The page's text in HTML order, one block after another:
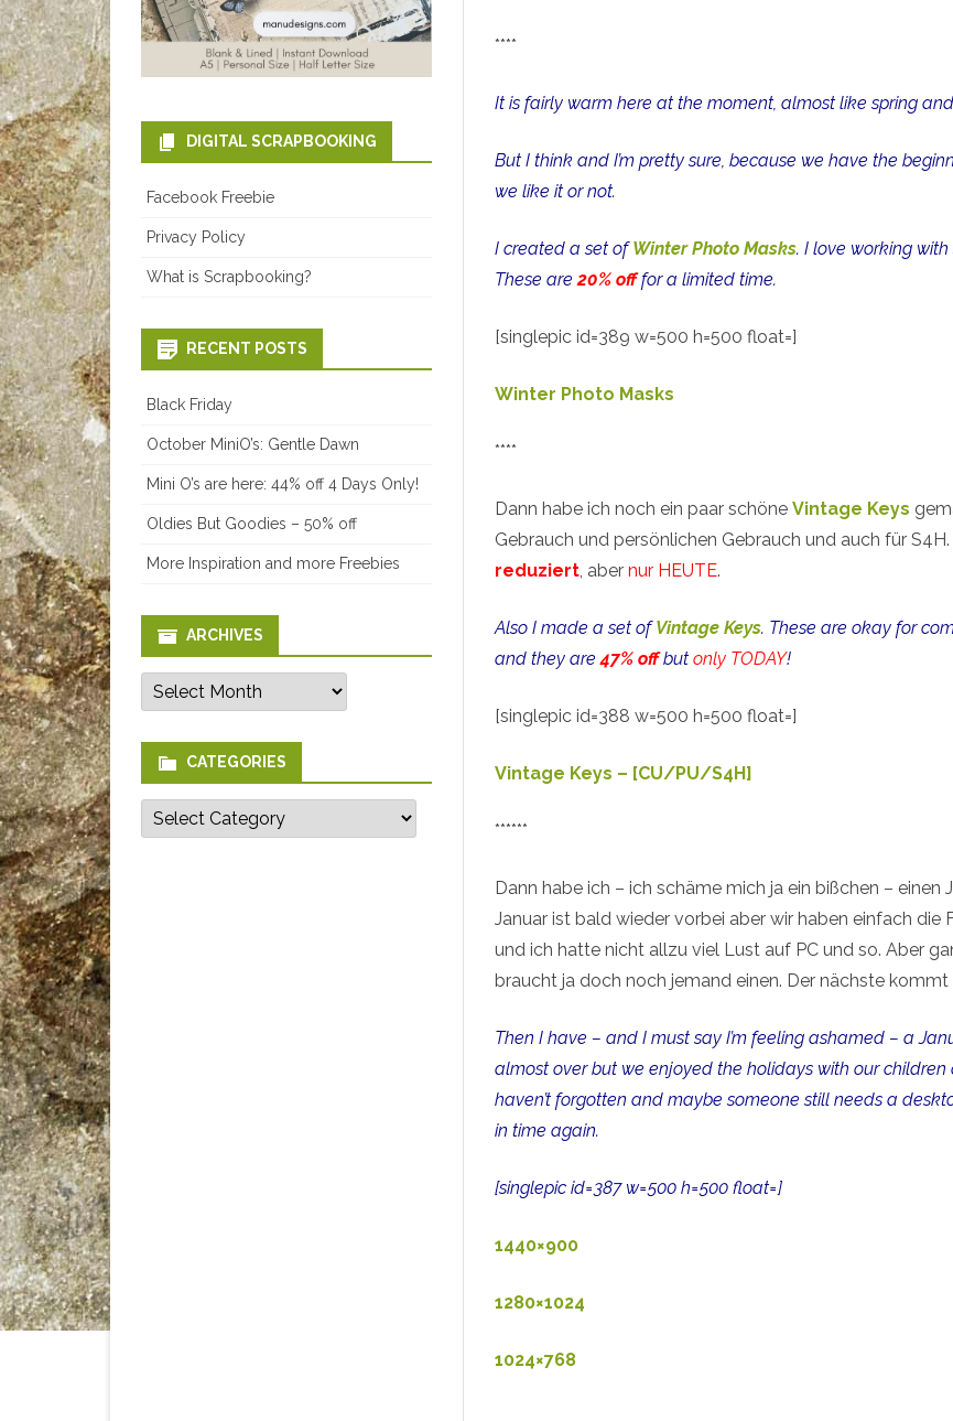
+
****
It is fairly warm here at the moment, almost like spring
But I think and I’m pretty sure, because we have the
we like it or not.
I created a set ofWinter Photo Masks. I love working
These are20% offfor a limited time.
[singlepic id=389 w=500 h=500 float=]
Winter Photo Masks
****
Dann habe ich noch ein paar schöneVintage Keys
Gebrauch und persönlichen Gebrauch und auch für
reduziert, abernur HEUTE.
Also I made a set ofVintage Keys. These are okay for
and they are47% offbutonly TODAY!
[singlepic id=388 w=500 h=500 float=]
Vintage Keys – [CU/PU/S4H]
******
Dann habe ich – ich schäme mich ja ein bißchen – einen
Januar ist bald wieder vorbei aber wir haben einfach die
und ich hatte nicht allzu viel Lust auf PC und so. Aber
braucht ja doch noch jemand einen. Der nächste
Then I have – and I must say I’m feeling ashamed – a
almost over but we enjoyed the holidays with our children
haven’t forgotten and maybe someone still needs a
in time again.
[singlepic id=387 w=500 h=500 float=]
1440×900
1280×1024
1024×768
DIGITAL SCRAPBOOKING
Facebook Freebie
Privacy Policy
What is Scrapbooking?
RECENT POSTS
Black Friday
October MiniO’s: Gentle Dawn
Mini O’s are here: 44% off 4 Days Only!
Oldies But Goodies – 50% off
More Inspiration and more Freebies
ARCHIVES
Archives
CATEGORIES
Categories